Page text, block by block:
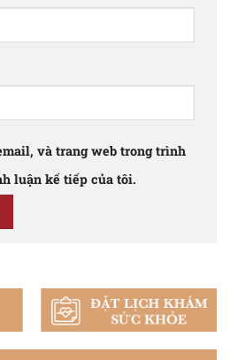
và trang web trong trình
luận kế tiếp của tôi.